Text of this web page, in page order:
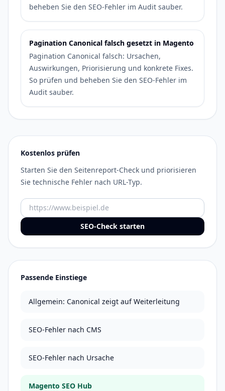
beheben Sie den SEO-Fehler im Audit sauber.
Pagination Canonical falsch gesetzt in Magento
Pagination Canonical falsch: Ursachen,
Auswirkungen, Priorisierung und konkrete Fixes.
So prüfen und beheben Sie den SEO-Fehler im
Audit sauber.
Kostenlos prüfen
Starten Sie den Seitenreport-Check und priorisieren
Sie technische Fehler nach URL-Typ.
URL
SEO-Check starten
Passende Einstiege
Allgemein: Canonical zeigt auf Weiterleitung
SEO-Fehler nach CMS
SEO-Fehler nach Ursache
Magento SEO Hub